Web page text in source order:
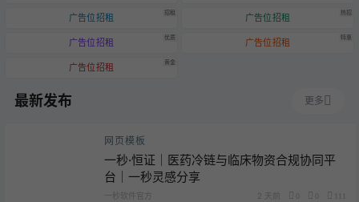
广告位招租 招租 广告位招租 热招
广告位招租 优质 广告位招租 特惠
广告位招租 黄金
最新发布 更多
网页模板
一秒·恒证｜医药冷链与临床物资合规协同平
台｜一秒灵感分享
一秒软件官方 111